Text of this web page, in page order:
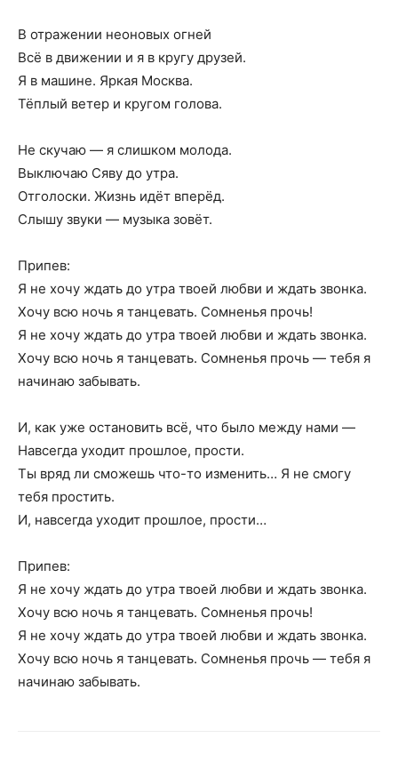
В отражении неоновых огней
Всё в движении и я в кругу друзей.
Я в машине. Яркая Москва.
Тёплый ветер и кругом голова.
Не скучаю — я слишком молода.
Выключаю Сяву до утра.
Отголоски. Жизнь идёт вперёд.
Слышу звуки — музыка зовёт.
Припев:
Я не хочу ждать до утра твоей любви и ждать звонка.
Хочу всю ночь я танцевать. Сомненья прочь!
Я не хочу ждать до утра твоей любви и ждать звонка.
Хочу всю ночь я танцевать. Сомненья прочь — тебя я
начинаю забывать.
И, как уже остановить всё, что было между нами —
Навсегда уходит прошлое, прости.
Ты вряд ли сможешь что-то изменить… Я не смогу
тебя простить.
И, навсегда уходит прошлое, прости…
Припев:
Я не хочу ждать до утра твоей любви и ждать звонка.
Хочу всю ночь я танцевать. Сомненья прочь!
Я не хочу ждать до утра твоей любви и ждать звонка.
Хочу всю ночь я танцевать. Сомненья прочь — тебя я
начинаю забывать.